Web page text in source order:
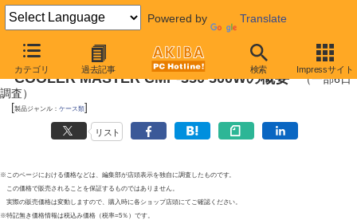
Powered by Translate
カテゴリ 過去記事 検索 Impressサイト
2010年6月5日号
COOLER MASTER CMP-350 500Wの概要（一部6日
調査）
[製品ジャンル： ケース類]
リスト
※このページにおける価格などは、編集部が店頭表示を独自に調査したものです。
この価格で販売されることを保証するものではありません。
実際の販売価格は変動しますので、購入時に各ショップ店頭にてご確認ください。
※特記無き価格情報は税込み価格（税率=5％）です。